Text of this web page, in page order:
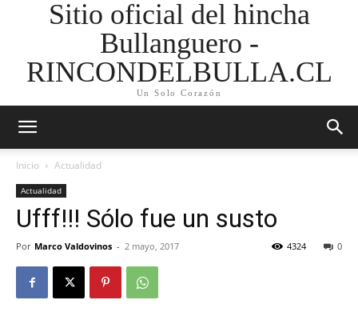
Sitio oficial del hincha
Bullanguero -
RINCONDELBULLA.CL
Un Solo Corazón
Inicio Actualidad
Actualidad
Ufff!!! Sólo fue un susto
Por Marco Valdovinos - 2 mayo, 2017 0
4324